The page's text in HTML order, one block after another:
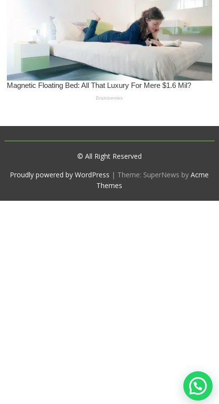
© All Right Reserved
Proudly powered by WordPress | Theme: SuperNews byAcme
Themes